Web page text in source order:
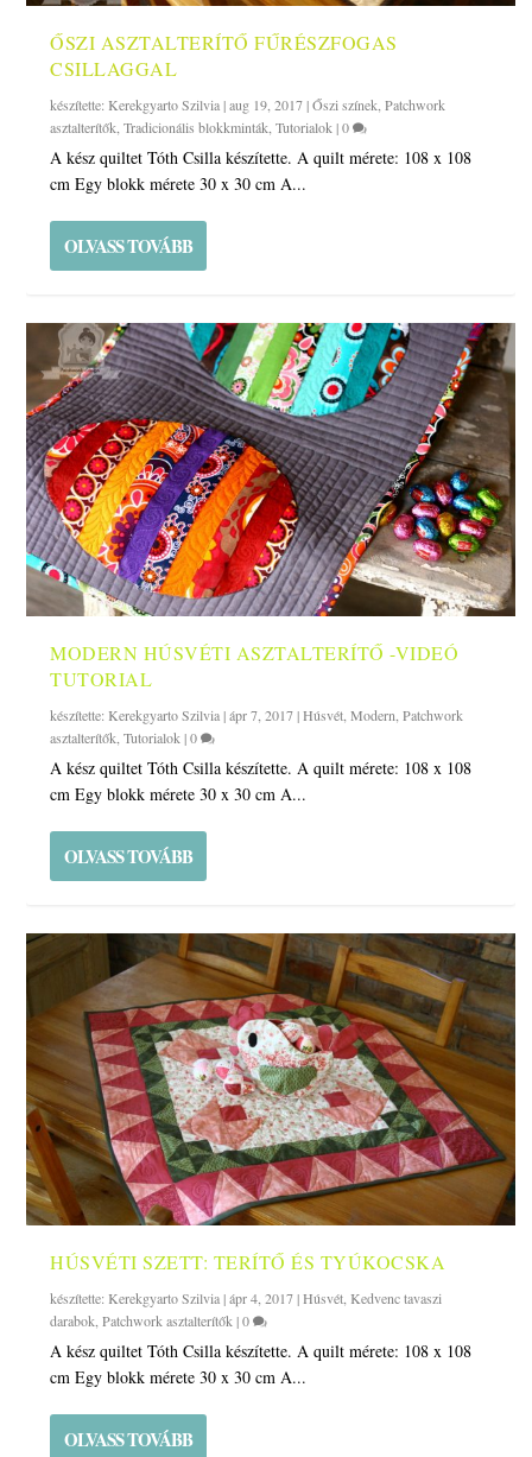
ŐSZI ASZTALTERÍTŐ FŰRÉSZFOGAS
CSILLAGGAL
készítette:Kerekgyarto Szilvia|aug 19, 2017|Őszi színek ,Patchwork
asztalterítők ,Tradicionális blokkminták ,Tutorialok |0
A kész quiltet Tóth Csilla készítette. A quilt mérete: 108 x 108
cm Egy blokk mérete 30 x 30 cm A...
OLVASS TOVÁBB
MODERN HÚSVÉTI ASZTALTERÍTŐ -VIDEÓ
TUTORIAL
készítette:Kerekgyarto Szilvia|ápr 7, 2017|Húsvét ,Modern ,Patchwork
asztalterítők ,Tutorialok |0
A kész quiltet Tóth Csilla készítette. A quilt mérete: 108 x 108
cm Egy blokk mérete 30 x 30 cm A...
OLVASS TOVÁBB
HÚSVÉTI SZETT: TERÍTŐ ÉS TYÚKOCSKA
készítette:Kerekgyarto Szilvia|ápr 4, 2017|Húsvét,Kedvenc tavaszi
darabok,Patchwork asztalterítők|0
A kész quiltet Tóth Csilla készítette. A quilt mérete: 108 x 108
cm Egy blokk mérete 30 x 30 cm A...
OLVASS TOVÁBB